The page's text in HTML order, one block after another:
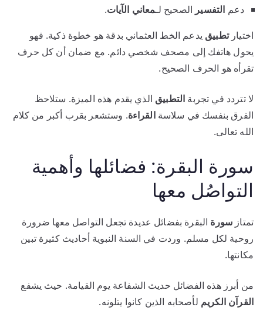
دعم التفسير الصحيح لـمعاني الآيات.
اختيارتطبيق يدعم الخط العثماني بدقة هو خطوة ذكية. فهو
يحول هاتفك إلى مصحف شخصي دائم. مع ضمان أن كل حرف
تقرأه هو الحرف الصحيح.
لا تتردد في تجربة التطبيق الذي يقدم هذه الميزة. ستلاحظ
الفرق بنفسك في سلاسةالقراءة. وستشعر بقرب أكبر من كلام
الله تعالى.
سورة البقرة: فضائلها وأهمية
التواصُل معها
تمتاز سورة البقرة بفضائل عديدة تجعل التواصل معها ضرورة
روحية لكل مسلم. وردت في السنة النبوية أحاديث كثيرة تبين
مكانتها.
من أبرز هذه الفضائل حديث الشفاعة يوم القيامة. حيث يشفع
القرآن الكريم لأصحابه الذين كانوا يتلونه.